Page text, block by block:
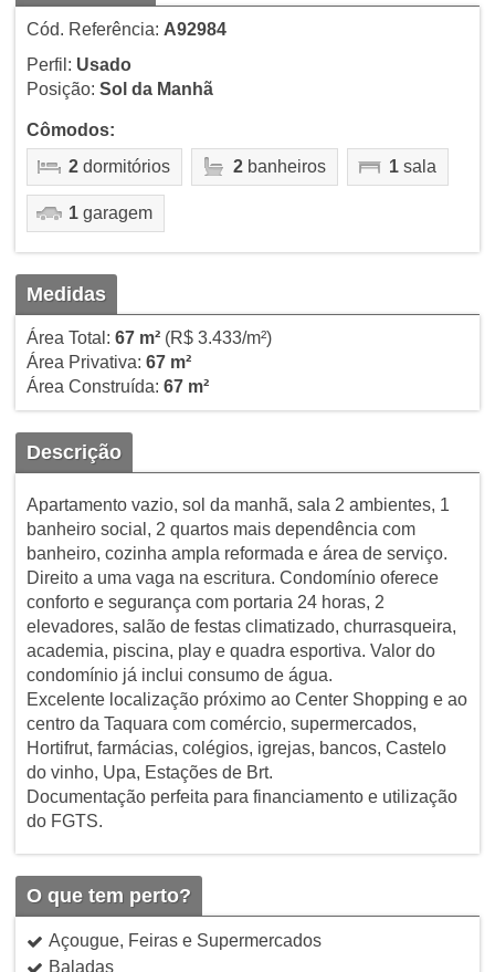
Cód. Referência: A92984
Perfil: Usado
Posição: Sol da Manhã
Cômodos:
2dormitórios 2banheiros 1sala
1garagem
Medidas
Área Total: 67 m²(R$ 3.433/m²)
Área Privativa: 67 m²
Área Construída: 67 m²
Descrição
Apartamento vazio, sol da manhã, sala 2 ambientes, 1
banheiro social, 2 quartos mais dependência com
banheiro, cozinha ampla reformada e área de serviço.
Direito a uma vaga na escritura. Condomínio oferece
conforto e segurança com portaria 24 horas, 2
elevadores, salão de festas climatizado, churrasqueira,
academia, piscina, play e quadra esportiva. Valor do
condomínio já inclui consumo de água.
Excelente localização próximo ao Center Shopping e ao
centro da Taquara com comércio, supermercados,
Hortifrut, farmácias, colégios, igrejas, bancos, Castelo
do vinho, Upa, Estações de Brt.
Documentação perfeita para financiamento e utilização
do FGTS.
O que tem perto?
Açougue, Feiras e Supermercados
Baladas